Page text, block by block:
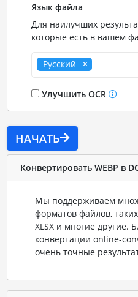
Язык файла
Для наилучших
которые есть в вашем
Русский
Улучшить OCR
НАЧАТЬ
Конвертировать WEBP в
Мы поддерживаем
форматов файлов, таких
XLSX и многие другие.
конвертации online-
очень точные